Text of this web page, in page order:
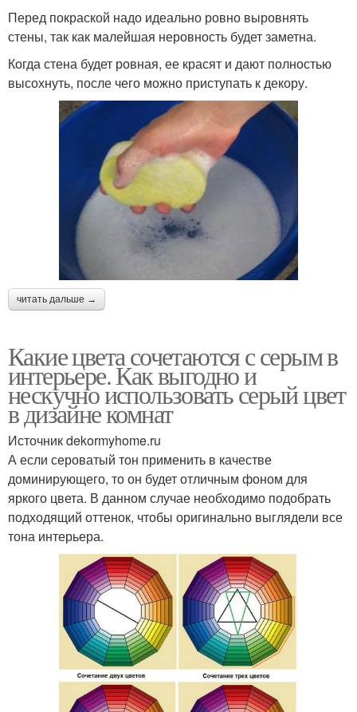
Перед покраской надо идеально ровно выровнять
стены, так как малейшая неровность будет заметна.
Когда стена будет ровная, ее красят и дают полностью
высохнуть, после чего можно приступать к декору.
читать дальше →
Какие цвета сочетаются с серым в
интерьере. Как выгодно и
нескучно использовать серый цвет
в дизайне комнат
Источник dekormyhome.ru
А если сероватый тон применить в качестве
доминирующего, то он будет отличным фоном для
яркого цвета. В данном случае необходимо подобрать
подходящий оттенок, чтобы оригинально выглядели все
тона интерьера.